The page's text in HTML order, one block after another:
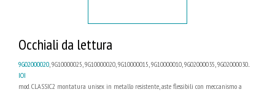
Occhiali da lettura
9G02000020, 9G10000025, 9G10000020, 9G10000015, 9G10000010, 9G02000035, 9G02000030...
IOI
mod. CLASSIC2 montatura unisex in metallo resistente, aste flessibili con meccanismo a